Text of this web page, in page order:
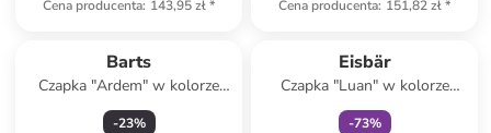
Cena producenta: 143,95 zł* Cena producenta: 151,82 zł*
Barts
Czapka "Ardem" w kolorze
granatowym
-23%
Eisbär
Czapka "Luan" w kolorze
czarno-biało-granatowym
-73%